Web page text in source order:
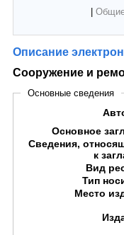
Описание
Сооружение и
Основные сведения
Основное
Сведения,
к
Вид
Тип
Место